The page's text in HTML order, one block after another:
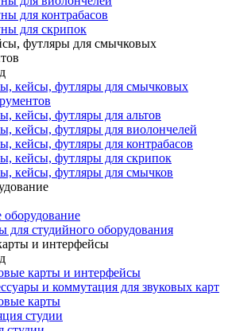
для контрабасов
для скрипок
футляры для смычковых
кейсы, футляры для смычковых
кейсы, футляры для альтов
кейсы, футляры для виолончелей
кейсы, футляры для контрабасов
кейсы, футляры для скрипок
кейсы, футляры для смычков
для студийного оборудования
и интерфейсы
карты и интерфейсы
и коммутация для звуковых карт
карты
студии